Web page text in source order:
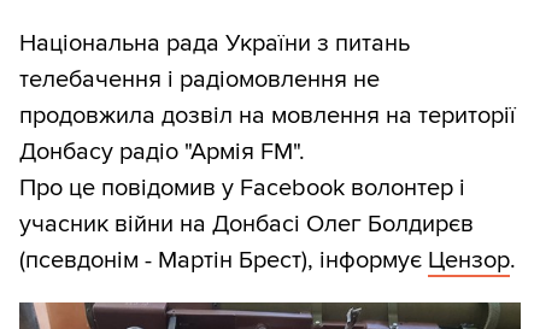
Національна рада України з питань
телебачення і радіомовлення не
продовжила дозвіл на мовлення на території
Донбасу радіо "Армія FM".
Про це повідомив у Facebook волонтер і
учасник війни на Донбасі Олег Болдирєв
(псевдонім - Мартін Брест), інформує Цензор.